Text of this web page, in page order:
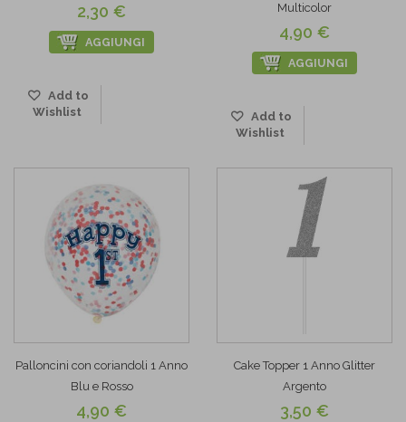
2,30 €
AGGIUNGI
Add to
Wishlist
Multicolor
4,90 €
AGGIUNGI
Add to
Wishlist
Palloncini con coriandoli 1 Anno
Blu e Rosso
4,90 €
Cake Topper 1 Anno Glitter
Argento
3,50 €